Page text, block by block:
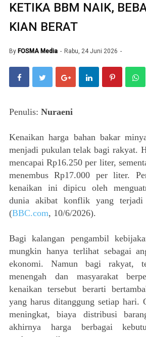
KETIKA BBM NAIK,
KIAN BERAT
By FOSMA Media Rabu, 24 Juni 2026
Penulis: Nuraeni
Kenaikan harga bahan bakar
menjadi pukulan telak bagi rakyat.
mencapai Rp16.250 per liter,
menembus Rp17.000 per liter.
kenaikan ini dipicu oleh
dunia akibat konflik yang
(BBC.com, 10/6/2026).
Bagi kalangan pengambil
mungkin hanya terlihat sebagai
ekonomi. Namun bagi rakyat,
menengah dan masyarakat
kenaikan tersebut berarti
yang harus ditanggung setiap hari.
meningkat, biaya distribusi
akhirnya harga berbagai